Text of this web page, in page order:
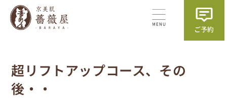
超リフトアップコース、その
後・・